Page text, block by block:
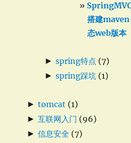
搭建
态web版本
► spring特点 (7)
► spring踩坑 (1)
► tomcat (1)
► 互联网入门 (96)
► 信息安全 (7)